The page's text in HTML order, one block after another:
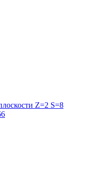
Z=2 S=8